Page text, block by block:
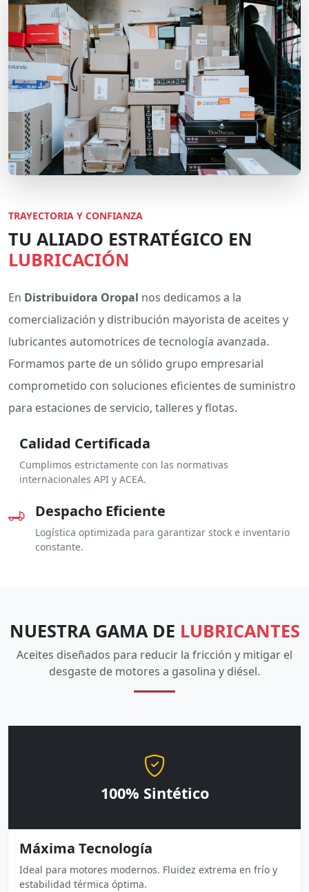
TRAYECTORIA Y CONFIANZA
TU ALIADO ESTRATÉGICO EN
LUBRICACIÓN
En Distribuidora Oropal nos dedicamos a la
comercialización y distribución mayorista de aceites y
lubricantes automotrices de tecnología avanzada.
Formamos parte de un sólido grupo empresarial
comprometido con soluciones eficientes de suministro
para estaciones de servicio, talleres y flotas.
Calidad Certificada
Cumplimos estrictamente con las normativas
internacionales API y ACEA.
Despacho Eficiente
Logística optimizada para garantizar stock e inventario
constante.
NUESTRA GAMA DE LUBRICANTES
Aceites diseñados para reducir la fricción y mitigar el
desgaste de motores a gasolina y diésel.
100% Sintético
Máxima Tecnología
Ideal para motores modernos. Fluidez extrema en frío y
estabilidad térmica óptima.